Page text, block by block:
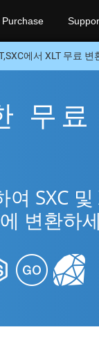
Purchase
에서 XLT 무료 변
무료
SXC
변환하